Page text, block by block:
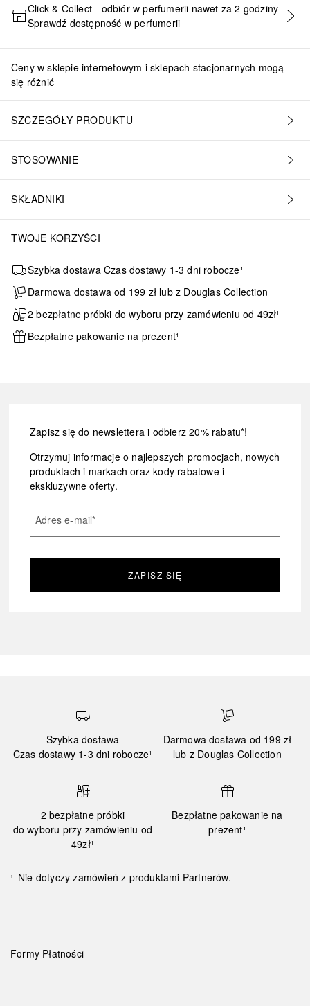
DODAJ DO KOSZYKA
Click & Collect - odbiór w perfumerii nawet za 2 godziny
Sprawdź dostępność w perfumerii
Ceny w sklepie internetowym i sklepach stacjonarnych mogą
się różnić
SZCZEGÓŁY PRODUKTU
STOSOWANIE
SKŁADNIKI
TWOJE KORZYŚCI
Szybka dostawa Czas dostawy 1-3 dni robocze¹
Darmowa dostawa od 199 zł lub z Douglas Collection
2 bezpłatne próbki do wyboru przy zamówieniu od 49zł¹
Bezpłatne pakowanie na prezent¹
Zapisz się do newslettera i odbierz 20% rabatu*!
Otrzymuj informacje o najlepszych promocjach, nowych
produktach i markach oraz kody rabatowe i
ekskluzywne oferty.
Adres e-mail*
ZAPISZ SIĘ
Szybka dostawa
Czas dostawy 1-3 dni robocze¹
Darmowa dostawa od 199 zł
lub z Douglas Collection
2 bezpłatne próbki
do wyboru przy zamówieniu od
49zł¹
Bezpłatne pakowanie na
prezent¹
¹ Nie dotyczy zamówień z produktami Partnerów.
Formy Płatności